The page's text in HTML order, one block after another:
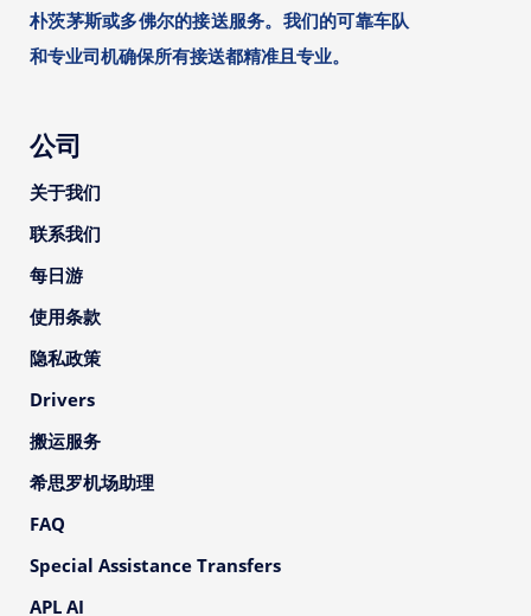
朴茨茅斯或多佛尔的接送服务。我们的可靠车队
和专业司机确保所有接送都精准且专业。
公司
关于我们
联系我们
每日游
使用条款
隐私政策
Drivers
搬运服务
希思罗机场助理
FAQ
Special Assistance Transfers
APL AI